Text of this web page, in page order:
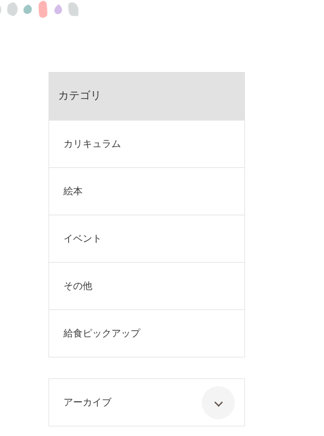
カテゴリ
カリキュラム
絵本
イベント
その他
給食ピックアップ
アーカイブ